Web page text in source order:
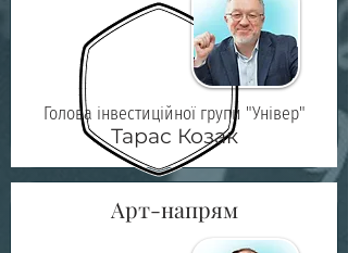
Голова інвестиційної групи "Універ"
Тарас Козак
Арт-напрям